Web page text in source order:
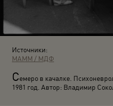
Источники:
МАММ / МДФ
Семеро в качалке.
1981 год. Автор: Владимир